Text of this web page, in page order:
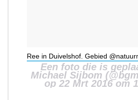
Ree in Duivelshof. Gebied
Een foto die is
Michael Sijbom
op 22 Mrt 2016 om